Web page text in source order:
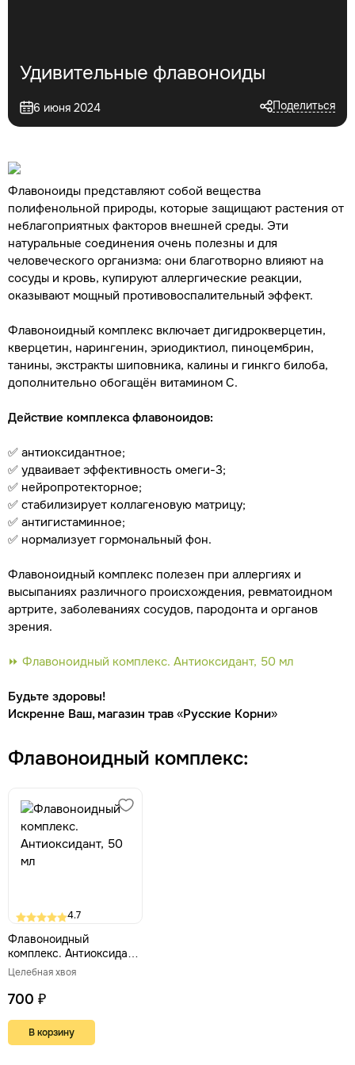
Удивительные флавоноиды
6 июня 2024 Поделиться
Флавоноиды представляют собой вещества
полифенольной природы, которые защищают растения от
неблагоприятных факторов внешней среды. Эти
натуральные соединения очень полезны и для
человеческого организма: они благотворно влияют на
сосуды и кровь, купируют аллергические реакции,
оказывают мощный противовоспалительный эффект.
Флавоноидный комплекс включает дигидрокверцетин,
кверцетин, нарингенин, эриодиктиол, пиноцембрин,
танины, экстракты шиповника, калины и гинкго билоба,
дополнительно обогащён витамином C.
Действие комплекса флавоноидов:
✅ антиоксидантное;
✅ удваивает эффективность омеги-3;
✅ нейропротекторное;
✅ стабилизирует коллагеновую матрицу;
✅ антигистаминное;
✅ нормализует гормональный фон.
Флавоноидный комплекс полезен при аллергиях и
высыпаниях различного происхождения, ревматоидном
артрите, заболеваниях сосудов, пародонта и органов
зрения.
⏩ Флавоноидный комплекс. Антиоксидант, 50 мл
Будьте здоровы!
Искренне Ваш, магазин трав «Русские Корни»
Флавоноидный комплекс:
4.7
Флавоноидный
комплекс. Антиоксидант,
50 мл
Целебная хвоя
700 ₽
В корзину